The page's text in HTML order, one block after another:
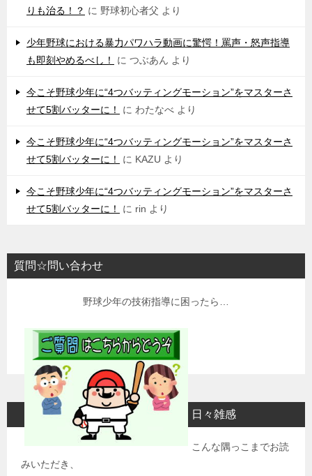
りも治る！？ に 野球初心者父 より
少年野球における暴力パワハラ動画に驚愕！罵声・怒声指導
も即刻やめるべし！
に つぶあん より
今こそ野球少年に“4つバッティングモーション”をマスターさ
せて5割バッターに！
に わたなべ より
今こそ野球少年に“4つバッティングモーション”をマスターさ
せて5割バッターに！
に KAZU より
今こそ野球少年に“4つバッティングモーション”をマスターさ
せて5割バッターに！
に rin より
質問☆問い合わせ
野球少年の技術指導に困ったら…
日々雑感
こんな隅っこまでお読
みいただき、